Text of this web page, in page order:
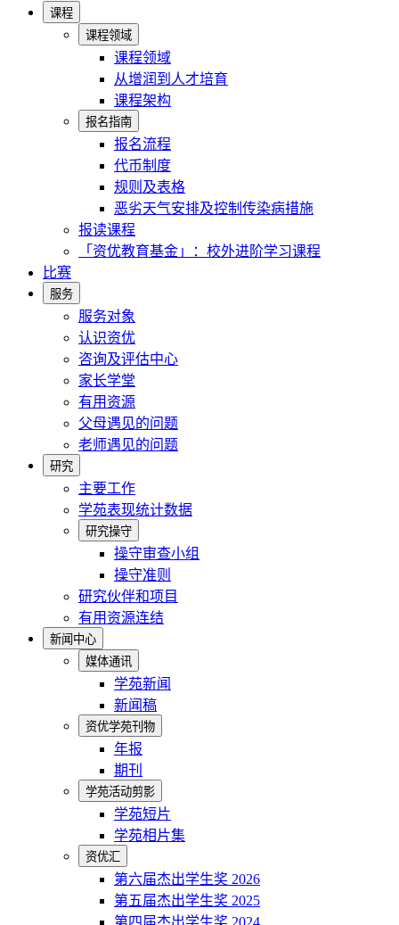
课程
课程领域
课程领域
从增润到人才培育
课程架构
报名指南
报名流程
代币制度
规则及表格
恶劣天气安排及控制传染病措施
报读课程
「资优教育基金」：校外进阶学习课程
比赛
服务
服务对象
认识资优
咨询及评估中心
家长学堂
有用资源
父母遇见的问题
老师遇见的问题
研究
主要工作
学苑表现统计数据
研究操守
操守审查小组
操守准则
研究伙伴和项目
有用资源连结
新闻中心
媒体通讯
学苑新闻
新闻稿
资优学苑刊物
年报
期刊
学苑活动剪影
学苑短片
学苑相片集
资优汇
第六届杰出学生奖 2026
第五届杰出学生奖 2025
第四届杰出学生奖 2024